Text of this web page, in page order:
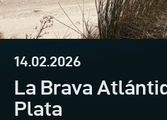
14.02.2026
La Brava
Plata